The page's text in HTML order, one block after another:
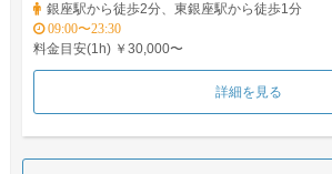
銀座駅から徒歩2分、東銀座駅から徒歩1分
09:00〜23:30
料金目安(1h) ￥30,000〜
詳細を見る